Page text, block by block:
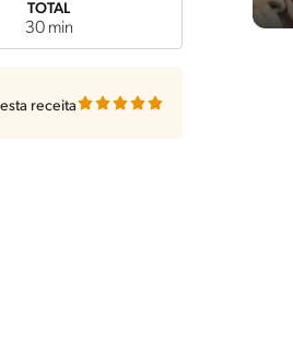
TOTAL
30 min
receita